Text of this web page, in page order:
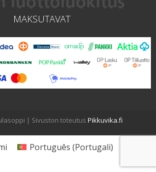
MAKSUTAVAT
| Sivuston toteutus Pikkuvika.fi
Português (Portugali)